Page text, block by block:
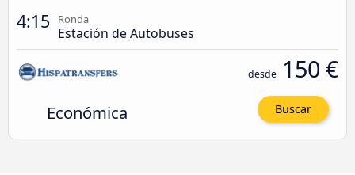
4:15 Ronda
Estación de Autobuses
Económica
desde 150 €
Buscar